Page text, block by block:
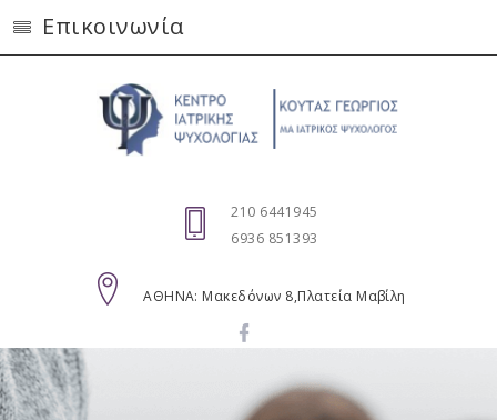
Επικοινωνία
210 6441945
6936 851393
AΘΗΝΑ: Μακεδόνων 8,Πλατεία Μαβίλη